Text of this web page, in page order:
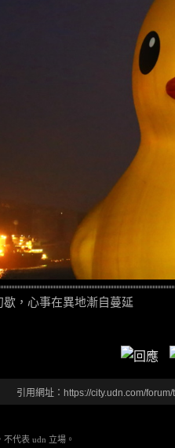
歇，心事在異地漸自蔓延
引用網址：https://city.udn.com/
代表 udn 立場。